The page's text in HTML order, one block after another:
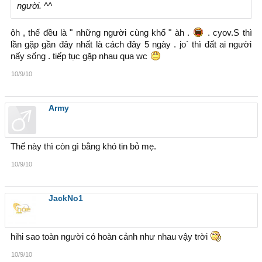
người. ^^
ôh , thế đều là " những người cùng khổ " àh .
. cyov.S thì
lần gặp gần đây nhất là cách đây 5 ngày . jo` thì đất ai người
nấy sống . tiếp tục gặp nhau qua wc
10/9/10
Army
Thế này thì còn gì bằng khó tin bỏ mẹ.
10/9/10
JackNo1
hihi sao toàn người có hoàn cảnh như nhau vậy trời
10/9/10